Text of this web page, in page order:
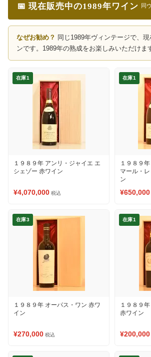
📅 現在販売中の1989年ワイン 同
なぜお勧め？ 同じ1989年ヴィンテージで、
ンです。1989年の熟成をお楽しみいただけま
在庫1
１９８９年 アンリ・ジャイエ エ
シェゾー 赤ワイン
¥4,070,000 税込
在庫1
１９８９
マール・
ン
¥650,000
在庫3
１９８９年 オーパス・ワン 赤ワ
イン
¥270,000 税込
在庫1
１９８９
赤ワイン
¥200,000